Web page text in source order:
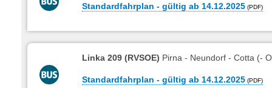
Standardfahrplan - gültig ab 14.12.2025
Linka 209 (RVSOE) Pirna - Neundorf - Cotta (-
Standardfahrplan - gültig ab 14.12.2025